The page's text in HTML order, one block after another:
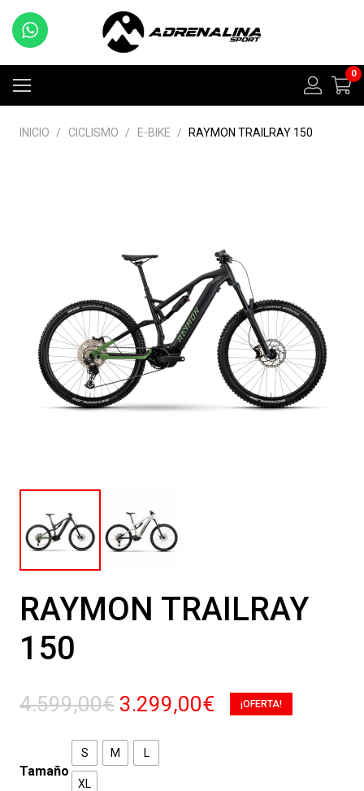
0
INICIO / CICLISMO / E-BIKE / RAYMON TRAILRAY 150
RAYMON TRAILRAY
150
4.599,00€ El
original
era:
3.299,00€ ¡OFERTA!
Tamaño
S M L
XL